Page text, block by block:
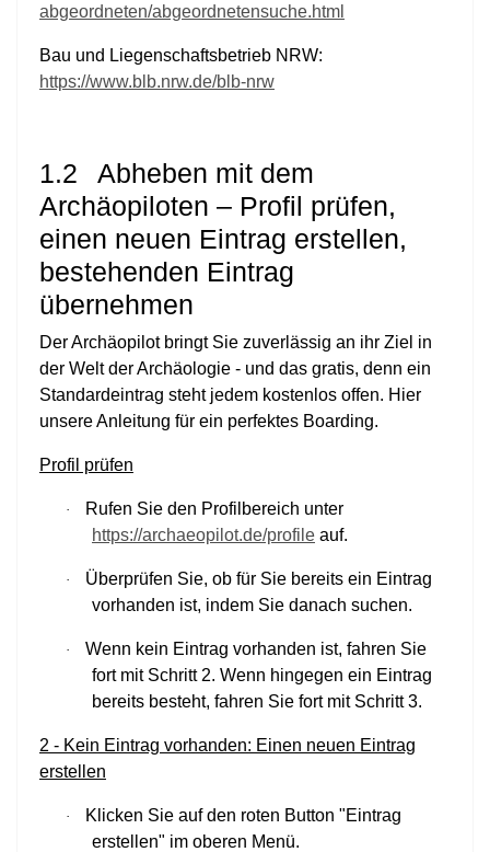
abgeordneten/abgeordnetensuche.html
Bau und Liegenschaftsbetrieb NRW:
https://www.blb.nrw.de/blb-nrw
1.2
Abheben mit dem
Archäopiloten – Profil prüfen,
einen neuen Eintrag erstellen,
bestehenden Eintrag
übernehmen
Der Archäopilot bringt Sie zuverlässig an ihr Ziel in
der Welt der Archäologie - und das gratis, denn ein
Standardeintrag steht jedem kostenlos offen. Hier
unsere Anleitung für ein perfektes Boarding.
Profil prüfen
·
Rufen Sie den Profilbereich unter
https://archaeopilot.de/profile auf.
·
Überprüfen Sie, ob für Sie bereits ein Eintrag
vorhanden ist, indem Sie danach suchen.
·
Wenn kein Eintrag vorhanden ist, fahren Sie
fort mit Schritt 2. Wenn hingegen ein Eintrag
bereits besteht, fahren Sie fort mit Schritt 3.
2 - Kein Eintrag vorhanden: Einen neuen Eintrag
erstellen
·
Klicken Sie auf den roten Button "Eintrag
erstellen" im oberen Menü.